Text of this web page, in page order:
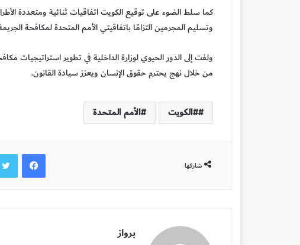
كما سلط الضوء على توقيع الكويت اتفاقيات ثنائية ومتعددة
وتسليم المجرمين التزامًا باتفاقيتي الأمم المتحدة لمكافحة
ولفت إلى الدور الحيوي لوزارة الداخلية في تطوير استراتيجيات
من خلال نهج يحترم حقوق الإنسان ويعزز سيادة القانون.
#الكويت الأمم المتحدة
شاركها
برواز